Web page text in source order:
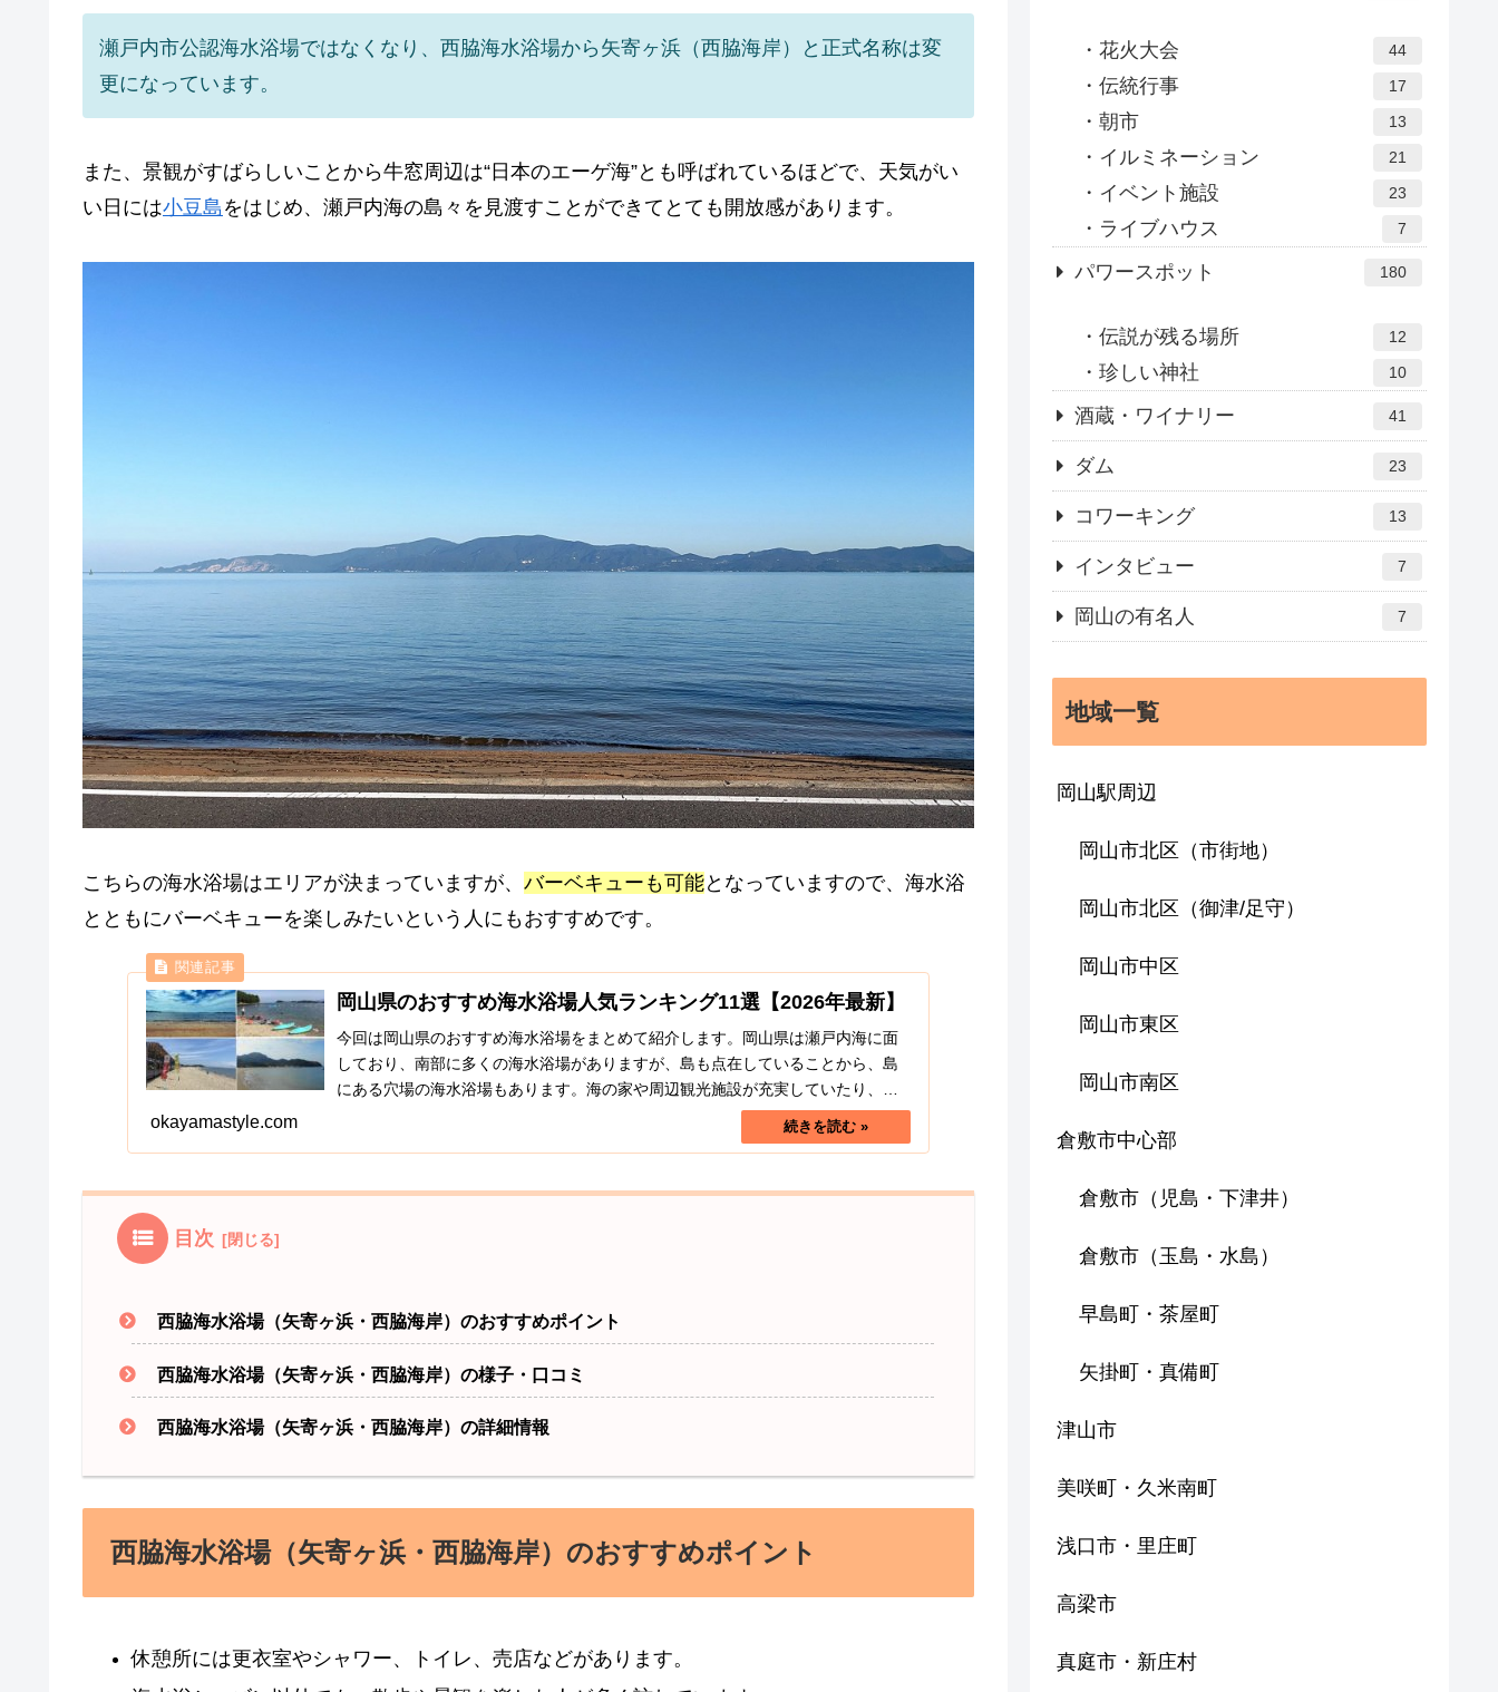
瀬戸内市公認海水浴場ではなくなり、西脇海水浴場から矢寄ヶ浜（西脇海岸）と正式名称は変
更になっています。
また、景観がすばらしいことから牛窓周辺は“日本のエーゲ海”とも呼ばれているほどで、天気がい
い日には小豆島 をはじめ、瀬戸内海の島々を見渡すことができてとても開放感があります。
こちらの海水浴場はエリアが決まっていますが、 バーベキューも可能となっていますので、海水浴
とともにバーベキューを楽しみたいという人にもおすすめです。
岡山県のおすすめ海水浴場人気ランキング11選【2026年最新】
今回は岡山県のおすすめ海水浴場をまとめて紹介します。岡山県は瀬戸内海に面
しており、南部に多くの海水浴場がありますが、島も点在していることから、島
にある穴場の海水浴場もあります。海の家や周辺観光施設が充実していたり、バ
okayamastyle.com
目次
西脇海水浴場（矢寄ヶ浜・西脇海岸）のおすすめポイント
西脇海水浴場（矢寄ヶ浜・西脇海岸）の様子・口コミ
西脇海水浴場（矢寄ヶ浜・西脇海岸）の詳細情報
西脇海水浴場（矢寄ヶ浜・西脇海岸）のおすすめポイント
休憩所には更衣室やシャワー、トイレ、売店などがあります。
花火大会 44
伝統行事 17
朝市 13
イルミネーション 21
イベント施設 23
ライブハウス 7
パワースポット 180
伝説が残る場所 12
珍しい神社 10
酒蔵・ワイナリー 41
ダム 23
コワーキング 13
インタビュー 7
岡山の有名人 7
地域一覧
岡山駅周辺
岡山市北区（市街地）
岡山市北区（御津/足守）
岡山市中区
岡山市東区
岡山市南区
倉敷市中心部
倉敷市（児島・下津井）
倉敷市（玉島・水島）
早島町・茶屋町
矢掛町・真備町
津山市
美咲町・久米南町
浅口市・里庄町
高梁市
真庭市・新庄村